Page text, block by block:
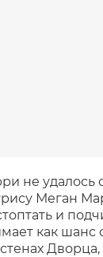
не удалось
Меган
и
как шанс
стенах